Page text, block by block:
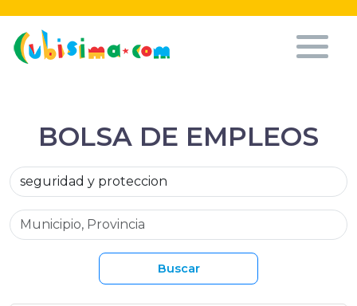
BOLSA DE EMPLEOS
Buscar